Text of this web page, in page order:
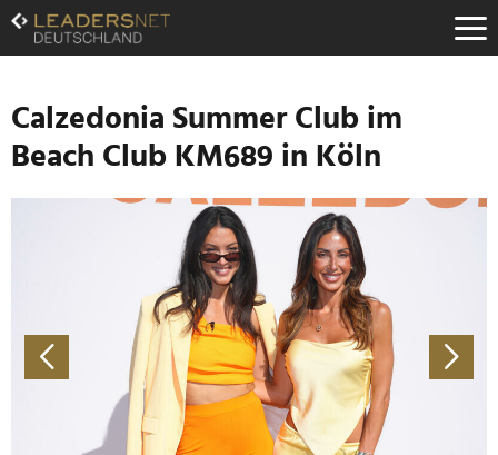
Zum
Inhalt
Zur
Navigation
Zur
Hauptnavigation
Calzedonia Summer Club im
Beach Club KM689 in Köln